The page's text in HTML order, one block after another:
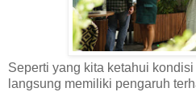
Seperti yang kita ketahui
langsung memiliki pengaruh